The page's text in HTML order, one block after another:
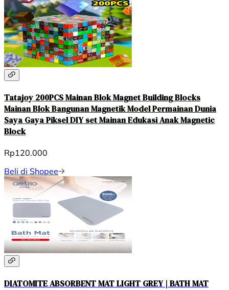
Tatajoy 200PCS Mainan Blok Magnet Building Blocks
Mainan Blok Bangunan Magnetik Model Permainan Dunia
Saya Gaya Piksel DIY set Mainan Edukasi Anak Magnetic
Block
Rp120.000
Beli di Shopee
DIATOMITE ABSORBENT MAT LIGHT GREY | BATH MAT